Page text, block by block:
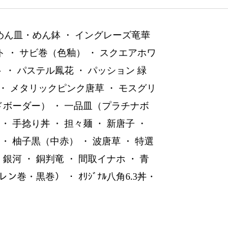
ん皿・めん鉢 ・
イングレーズ竜華
・ サビ巻（色釉） ・
スクエアホワ
・ パステル鳳花 ・ パッション 緑
・ メタリックピンク唐草 ・
モスグリ
ーダー） ・ 一品皿（プラチナボ
・ 手捻り丼 ・ 担々麺 ・ 新唐子
・
・ 柚子黒（中赤） ・ 波唐草 ・ 特選
銀河 ・ 銅判竜 ・ 間取イナホ ・ 青
ン巻・黒巻） ・
ｵﾘｼﾞﾅﾙ八角6.3丼・